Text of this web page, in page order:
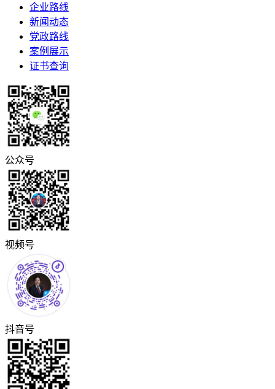
企业路线
新闻动态
党政路线
案例展示
证书查询
公众号
视频号
抖音号